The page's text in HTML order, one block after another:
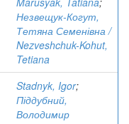
Незвещук-Когут,
Тетяна Семенівна /
Nezveshchuk-Kohut,
Tetiana
Stadnyk, Igor;
Піддубний,
Володимир